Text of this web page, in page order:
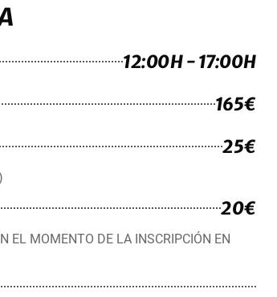
12:00H - 17:00H
165€
25€
20€
EL MOMENTO DE LA INSCRIPCIÓN EN